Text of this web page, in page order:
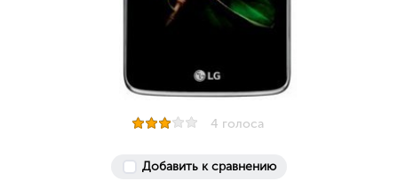
4 голоса
Добавить к сравнению